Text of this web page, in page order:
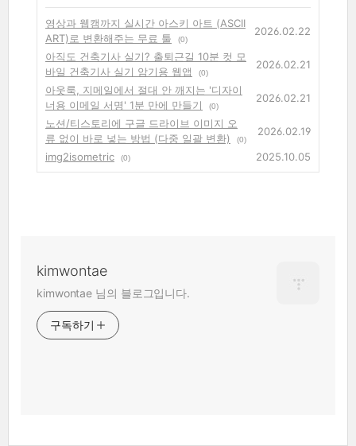
영상과 웹캠까지 실시간 아스키 아트 (ASCII
ART)로 변환해주는 무료 툴
(0)
2026.02.22
아직도 건축기사 실기? 출퇴근길 10분 컷 모
바일 건축기사 실기 암기용 웹앱
(0)
2026.02.21
아웃룩, 지메일에서 절대 안 깨지는 '디자이
너용 이메일 서명' 1분 만에 만들기
(0)
2026.02.21
노션/티스토리에 구글 드라이브 이미지 오
류 없이 바로 넣는 방법 (다중 일괄 변환)
(0)
2026.02.19
img2isometric
(0) 2025.10.05
kimwontae
kimwontae 님의 블로그입니다.
구독하기